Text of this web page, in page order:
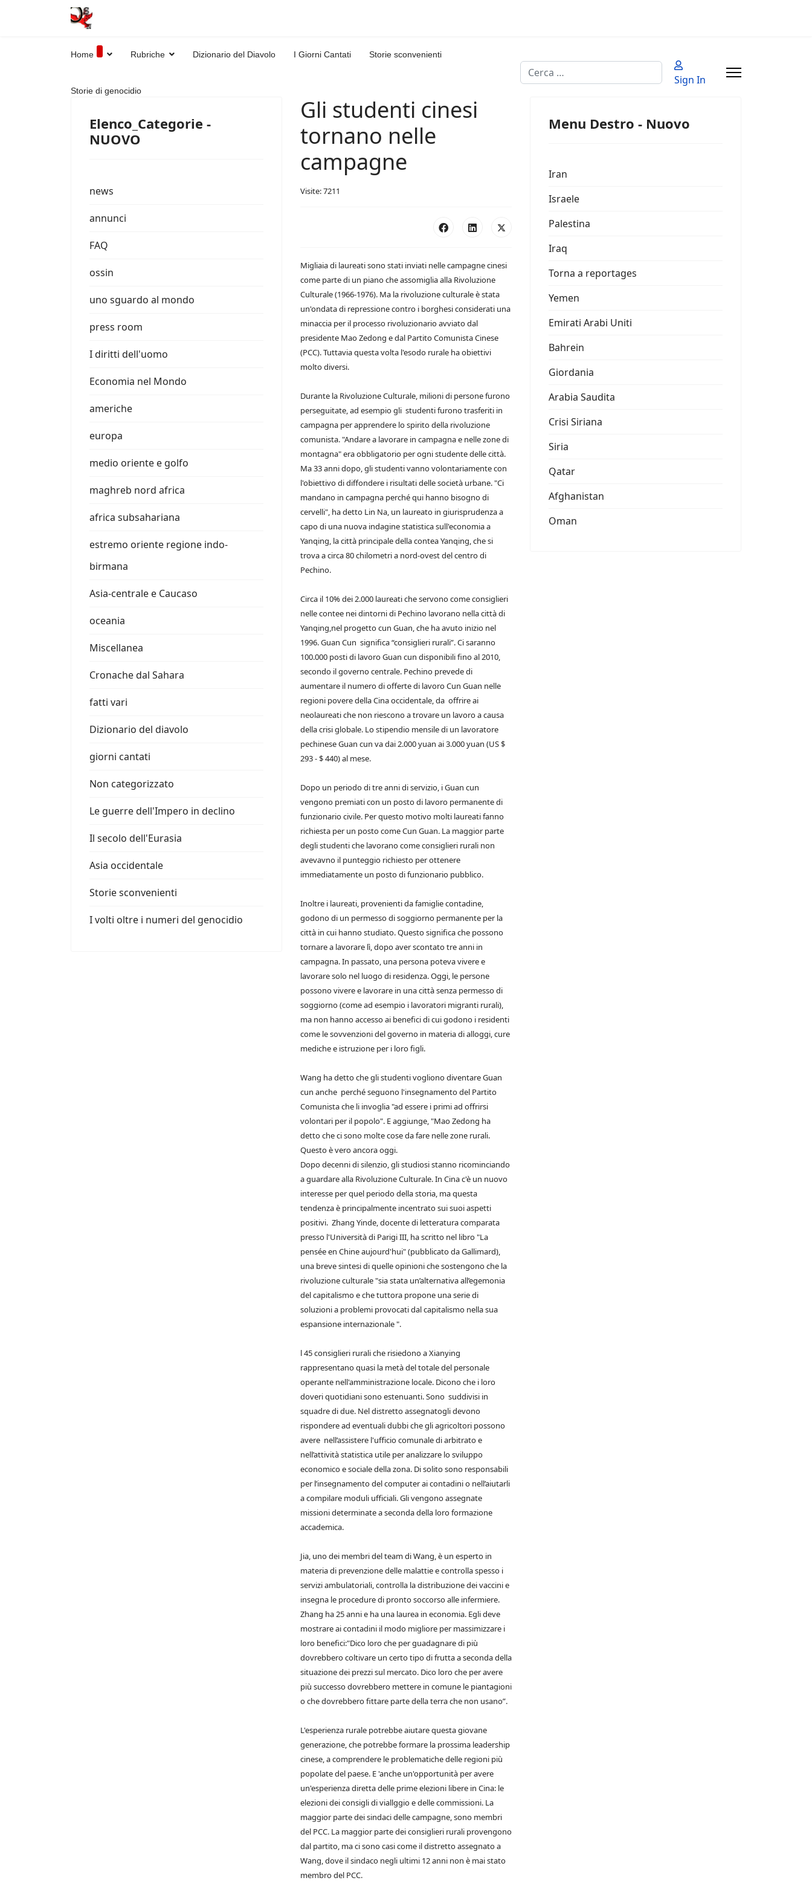
Home Rubriche Dizionario del Diavolo I Giorni Cantati Storie sconvenienti
Storie di genocidio
Cerca
Sign In
Elenco_Categorie -
NUOVO
news
annunci
FAQ
ossin
uno sguardo al mondo
press room
I diritti dell'uomo
Economia nel Mondo
americhe
europa
medio oriente e golfo
maghreb nord africa
africa subsahariana
estremo oriente regione indo-
birmana
Asia-centrale e Caucaso
oceania
Miscellanea
Cronache dal Sahara
fatti vari
Dizionario del diavolo
giorni cantati
Non categorizzato
Le guerre dell'Impero in declino
Il secolo dell'Eurasia
Asia occidentale
Storie sconvenienti
I volti oltre i numeri del genocidio
Gli studenti cinesi
tornano nelle
campagne
Visite: 7211
Migliaia di laureati sono stati inviati nelle campagne cinesi
come parte di un piano che assomiglia alla Rivoluzione
Culturale (1966-1976). Ma la rivoluzione culturale è stata
un'ondata di repressione contro i borghesi considerati una
minaccia per il processo rivoluzionario avviato dal
presidente Mao Zedong e dal Partito Comunista Cinese
(PCC). Tuttavia questa volta l'esodo rurale ha obiettivi
molto diversi.
Durante la Rivoluzione Culturale, milioni di persone furono
perseguitate, ad esempio gli studenti furono trasferiti in
campagna per apprendere lo spirito della rivoluzione
comunista. "Andare a lavorare in campagna e nelle zone di
montagna" era obbligatorio per ogni studente delle città.
Ma 33 anni dopo, gli studenti vanno volontariamente con
l'obiettivo di diffondere i risultati delle società urbane. "Ci
mandano in campagna perché qui hanno bisogno di
cervelli", ha detto Lin Na, un laureato in giurisprudenza a
capo di una nuova indagine statistica sull'economia a
Yanqing, la città principale della contea Yanqing, che si
trova a circa 80 chilometri a nord-ovest del centro di
Pechino.
Circa il 10% dei 2.000 laureati che servono come consiglieri
nelle contee nei dintorni di Pechino lavorano nella città di
Yanqing,nel progetto cun Guan, che ha avuto inizio nel
1996. Guan Cun significa “consiglieri rurali”. Ci saranno
100.000 posti di lavoro Guan cun disponibili fino al 2010,
secondo il governo centrale. Pechino prevede di
aumentare il numero di offerte di lavoro Cun Guan nelle
regioni povere della Cina occidentale, da offrire ai
neolaureati che non riescono a trovare un lavoro a causa
della crisi globale. Lo stipendio mensile di un lavoratore
pechinese Guan cun va dai 2.000 yuan ai 3.000 yuan (US $
293 - $ 440) al mese.
Dopo un periodo di tre anni di servizio, i Guan cun
vengono premiati con un posto di lavoro permanente di
funzionario civile. Per questo motivo molti laureati fanno
richiesta per un posto come Cun Guan. La maggior parte
degli studenti che lavorano come consiglieri rurali non
avevavno il punteggio richiesto per ottenere
immediatamente un posto di funzionario pubblico.
Inoltre i laureati, provenienti da famiglie contadine,
godono di un permesso di soggiorno permanente per la
città in cui hanno studiato. Questo significa che possono
tornare a lavorare lì, dopo aver scontato tre anni in
campagna. In passato, una persona poteva vivere e
lavorare solo nel luogo di residenza. Oggi, le persone
possono vivere e lavorare in una città senza permesso di
soggiorno (come ad esempio i lavoratori migranti rurali),
ma non hanno accesso ai benefici di cui godono i residenti
come le sovvenzioni del governo in materia di alloggi, cure
mediche e istruzione per i loro figli.
Wang ha detto che gli studenti vogliono diventare Guan
cun anche perché seguono l'insegnamento del Partito
Comunista che li invoglia "ad essere i primi ad offrirsi
volontari per il popolo". E aggiunge, "Mao Zedong ha
detto che ci sono molte cose da fare nelle zone rurali.
Questo è vero ancora oggi.
Dopo decenni di silenzio, gli studiosi stanno ricominciando
a guardare alla Rivoluzione Culturale. In Cina c'è un nuovo
interesse per quel periodo della storia, ma questa
tendenza è principalmente incentrato sui suoi aspetti
positivi. Zhang Yinde, docente di letteratura comparata
presso l'Università di Parigi III, ha scritto nel libro "La
pensée en Chine aujourd'hui" (pubblicato da Gallimard),
una breve sintesi di quelle opinioni che sostengono che la
rivoluzione culturale "sia stata un’alternativa all’egemonia
del capitalismo e che tuttora propone una serie di
soluzioni a problemi provocati dal capitalismo nella sua
espansione internazionale ".
l 45 consiglieri rurali che risiedono a Xianying
rappresentano quasi la metà del totale del personale
operante nell'amministrazione locale. Dicono che i loro
doveri quotidiani sono estenuanti. Sono suddivisi in
squadre di due. Nel distretto assegnatogli devono
rispondere ad eventuali dubbi che gli agricoltori possono
avere nell’assistere l'ufficio comunale di arbitrato e
nell’attività statistica utile per analizzare lo sviluppo
economico e sociale della zona. Di solito sono responsabili
per l’insegnamento del computer ai contadini o nell’aiutarli
a compilare moduli ufficiali. Gli vengono assegnate
missioni determinate a seconda della loro formazione
accademica.
Jia, uno dei membri del team di Wang, è un esperto in
materia di prevenzione delle malattie e controlla spesso i
servizi ambulatoriali, controlla la distribuzione dei vaccini e
insegna le procedure di pronto soccorso alle infermiere.
Zhang ha 25 anni e ha una laurea in economia. Egli deve
mostrare ai contadini il modo migliore per massimizzare i
loro benefici:"Dico loro che per guadagnare di più
dovrebbero coltivare un certo tipo di frutta a seconda della
situazione dei prezzi sul mercato. Dico loro che per avere
più successo dovrebbero mettere in comune le piantagioni
o che dovrebbero fittare parte della terra che non usano”.
L'esperienza rurale potrebbe aiutare questa giovane
generazione, che potrebbe formare la prossima leadership
cinese, a comprendere le problematiche delle regioni più
popolate del paese. E 'anche un'opportunità per avere
un'esperienza diretta delle prime elezioni libere in Cina: le
elezioni dei consigli di viallggio e delle commissioni. La
maggior parte dei sindaci delle campagne, sono membri
del PCC. La maggior parte dei consiglieri rurali provengono
dal partito, ma ci sono casi come il distretto assegnato a
Wang, dove il sindaco negli ultimi 12 anni non è mai stato
membro del PCC.
Menu Destro - Nuovo
Iran
Israele
Palestina
Iraq
Torna a reportages
Yemen
Emirati Arabi Uniti
Bahrein
Giordania
Arabia Saudita
Crisi Siriana
Siria
Qatar
Afghanistan
Oman